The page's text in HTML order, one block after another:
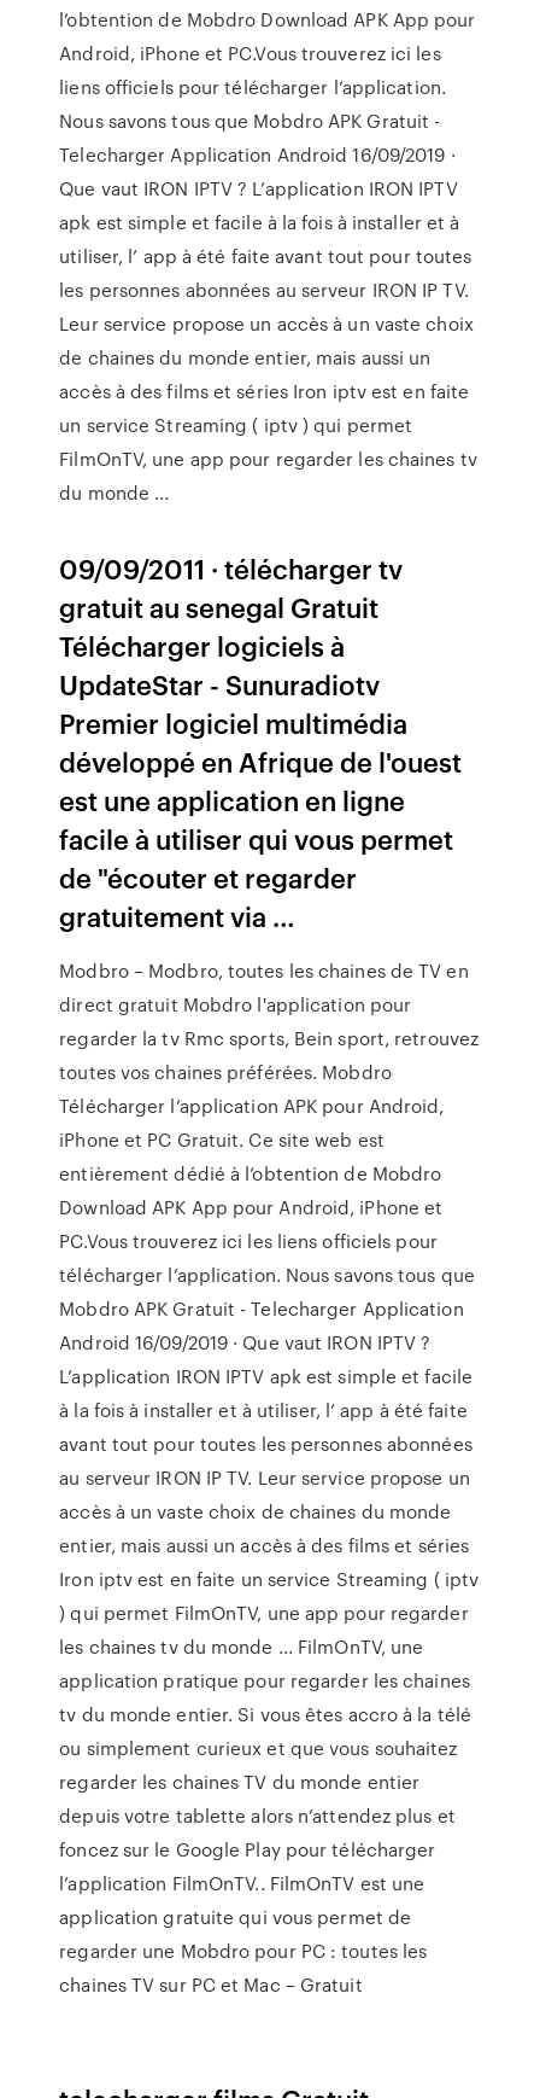
l’obtention de Mobdro Download APK App pour
Android, iPhone et PC.Vous trouverez ici les
liens officiels pour télécharger l’application.
Nous savons tous que Mobdro APK Gratuit -
Telecharger Application Android 16/09/2019 ·
Que vaut IRON IPTV ? L’application IRON IPTV
apk est simple et facile à la fois à installer et à
utiliser, l’ app à été faite avant tout pour toutes
les personnes abonnées au serveur IRON IP TV.
Leur service propose un accès à un vaste choix
de chaines du monde entier, mais aussi un
accès à des films et séries Iron iptv est en faite
un service Streaming ( iptv ) qui permet
FilmOnTV, une app pour regarder les chaines tv
du monde ...
09/09/2011 · télécharger tv
gratuit au senegal Gratuit
Télécharger logiciels à
UpdateStar - Sunuradiotv
Premier logiciel multimédia
développé en Afrique de l'ouest
est une application en ligne
facile à utiliser qui vous permet
de "écouter et regarder
gratuitement via …
Modbro – Modbro, toutes les chaines de TV en
direct gratuit Mobdro l'application pour
regarder la tv Rmc sports, Bein sport, retrouvez
toutes vos chaines préférées. Mobdro
Télécharger l’application APK pour Android,
iPhone et PC Gratuit. Ce site web est
entièrement dédié à l’obtention de Mobdro
Download APK App pour Android, iPhone et
PC.Vous trouverez ici les liens officiels pour
télécharger l’application. Nous savons tous que
Mobdro APK Gratuit - Telecharger Application
Android 16/09/2019 · Que vaut IRON IPTV ?
L’application IRON IPTV apk est simple et facile
à la fois à installer et à utiliser, l’ app à été faite
avant tout pour toutes les personnes abonnées
au serveur IRON IP TV. Leur service propose un
accès à un vaste choix de chaines du monde
entier, mais aussi un accès à des films et séries
Iron iptv est en faite un service Streaming ( iptv
) qui permet FilmOnTV, une app pour regarder
les chaines tv du monde ... FilmOnTV, une
application pratique pour regarder les chaines
tv du monde entier. Si vous êtes accro à la télé
ou simplement curieux et que vous souhaitez
regarder les chaines TV du monde entier
depuis votre tablette alors n’attendez plus et
foncez sur le Google Play pour télécharger
l’application FilmOnTV.. FilmOnTV est une
application gratuite qui vous permet de
regarder une Mobdro pour PC : toutes les
chaines TV sur PC et Mac – Gratuit